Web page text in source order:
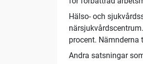
Hälso- och
procent.
Andra satsningar